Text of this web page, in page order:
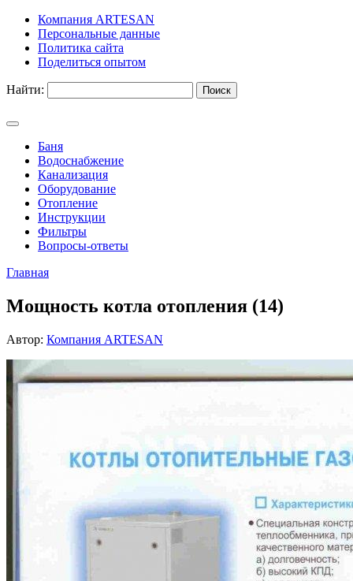
Компания ARTESAN
Персональные данные
Политика сайта
Поделиться опытом
Найти:
Баня
Водоснабжение
Канализация
Оборудование
Отопление
Инструкции
Фильтры
Вопросы-ответы
Главная
Мощность котла отопления (14)
Автор: Компания ARTESAN